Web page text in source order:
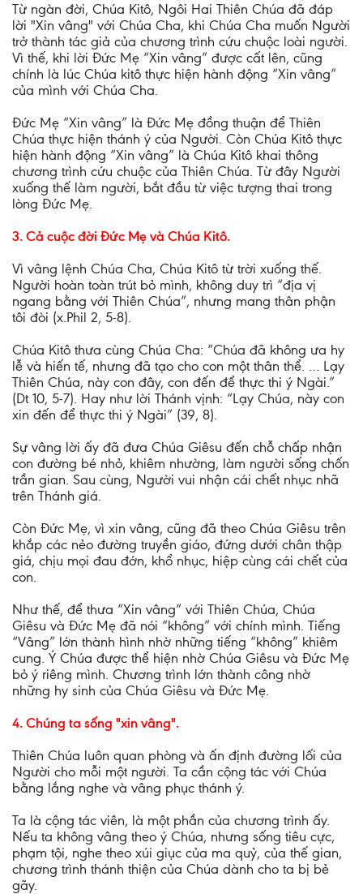
Từ ngàn đời, Chúa Kitô, Ngôi Hai Thiên Chúa đã đáp
lời "Xin vâng" với Chúa Cha, khi Chúa Cha muốn Người
trở thành tác giả của chương trình cứu chuộc loài người.
Vì thế, khi lời Đức Mẹ “Xin vâng” được cất lên, cũng
chính là lúc Chúa kitô thực hiện hành động “Xin vâng”
của mình với Chúa Cha.
Đức Mẹ “Xin vâng” là Đức Mẹ đồng thuận để Thiên
Chúa thực hiện thánh ý của Người. Còn Chúa Kitô thực
hiện hành động “Xin vâng” là Chúa Kitô khai thông
chương trình cứu chuộc của Thiên Chúa. Từ đây Người
xuống thế làm người, bắt đầu từ việc tượng thai trong
lòng Đức Mẹ.
3. Cả cuộc đời Đức Mẹ và Chúa Kitô.
Vì vâng lệnh Chúa Cha, Chúa Kitô từ trời xuống thế.
Người hoàn toàn trút bỏ mình, không duy trì “địa vị
ngang bằng với Thiên Chúa”, nhưng mang thân phận
tôi đòi (x.Phil 2, 5-8).
Chúa Kitô thưa cùng Chúa Cha: “Chúa đã không ưa hy
lễ và hiến tế, nhưng đã tạo cho con một thân thể. … Lạy
Thiên Chúa, này con đây, con đến để thực thi ý Ngài.”
(Dt 10, 5-7). Hay như lời Thánh vịnh: “Lạy Chúa, này con
xin đến để thực thi ý Ngài” (39, 8).
Sự vâng lời ấy đã đưa Chúa Giêsu đến chỗ chấp nhận
con đường bé nhỏ, khiêm nhường, làm người sống chốn
trần gian. Sau cùng, Người vui nhận cái chết nhục nhã
trên Thánh giá.
Còn Đức Mẹ, vì xin vâng, cũng đã theo Chúa Giêsu trên
khắp các nẻo đường truyền giáo, đứng dưới chân thập
giá, chịu mọi đau đớn, khổ nhục, hiệp cùng cái chết của
con.
Như thế, để thưa “Xin vâng” với Thiên Chúa, Chúa
Giêsu và Đức Mẹ đã nói “không” với chính mình. Tiếng
“Vâng” lớn thành hình nhờ những tiếng “không” khiêm
cung. Ý Chúa được thể hiện nhờ Chúa Giêsu và Đức Mẹ
bỏ ý riêng mình. Chương trình lớn thành công nhờ
những hy sinh của Chúa Giêsu và Đức Mẹ.
4. Chúng ta sống "xin vâng".
Thiên Chúa luôn quan phòng và ấn định đường lối của
Người cho mỗi một người. Ta cần cộng tác với Chúa
bằng lắng nghe và vâng phục thánh ý.
Ta là cộng tác viên, là một phần của chương trình ấy.
Nếu ta không vâng theo ý Chúa, nhưng sống tiêu cực,
phạm tội, nghe theo xúi giục của ma quỷ, của thế gian,
chương trình thánh thiện của Chúa dành cho ta bị bẻ
gãy.